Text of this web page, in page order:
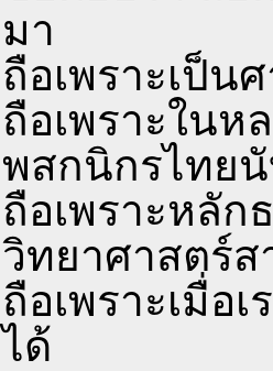
มา
ถือเพราะเป็น
ถือเพราะในห
พสกนิกรไทย
ถือเพราะหลัก
วิทยาศาสตร์
ถือเพราะเมื่อ
ได้